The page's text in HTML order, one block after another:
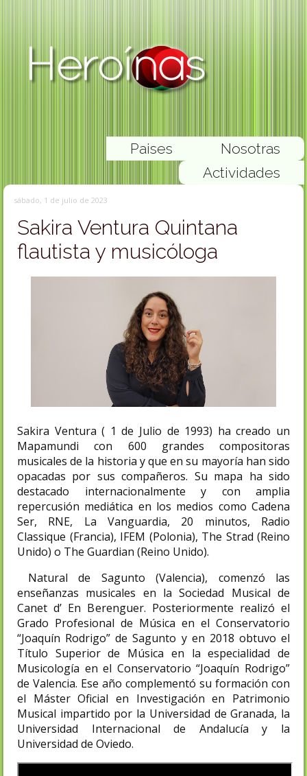
Nosotras
Paises
Actividades
sábado, 1 de julio de 2023
Sakira Ventura Quintana
flautista y musicóloga
Sakira Ventura ( 1 de Julio de 1993) ha creado un
Mapamundi con 600 grandes compositoras
musicales de la historia y que en su mayoría han sido
opacadas por sus compañeros. Su mapa ha sido
destacado internacionalmente y con amplia
repercusión mediática en los medios como Cadena
Ser, RNE, La Vanguardia, 20 minutos, Radio
Classique (Francia), IFEM (Polonia), The Strad (Reino
Unido) o The Guardian (Reino Unido).
Natural de Sagunto (Valencia), comenzó las
enseñanzas musicales en la Sociedad Musical de
Canet d’ En Berenguer. Posteriormente realizó el
Grado Profesional de Música en el Conservatorio
“Joaquín Rodrigo” de Sagunto y en 2018 obtuvo el
Título Superior de Música en la especialidad de
Musicología en el Conservatorio “Joaquín Rodrigo”
de Valencia. Ese año complementó su formación con
el Máster Oficial en Investigación en Patrimonio
Musical impartido por la Universidad de Granada, la
Universidad Internacional de Andalucía y la
Universidad de Oviedo.